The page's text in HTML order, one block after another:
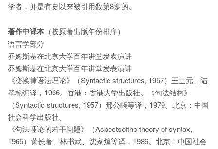
学者，并是有史以来被引用数第8多的。
著作中译本 （按原著出版年份排序）
语言学部分
乔姆斯基在北京大学百年讲堂发表演讲
乔姆斯基在北京大学百年讲堂发表演讲
《变换律语法理论》（Syntactic structures, 1957）王士元、陆
孝栋编译，1966。香港：香港大学出版社。《句法结构》
（Syntactic structures, 1957）邢公畹等译，1979。北京：中国
社会科学出版社。
《句法理论的若干问题》（Aspectsofthe theory of syntax,
1965）黄长著、林书武、沈家煊等译，1986。北京：中国社会